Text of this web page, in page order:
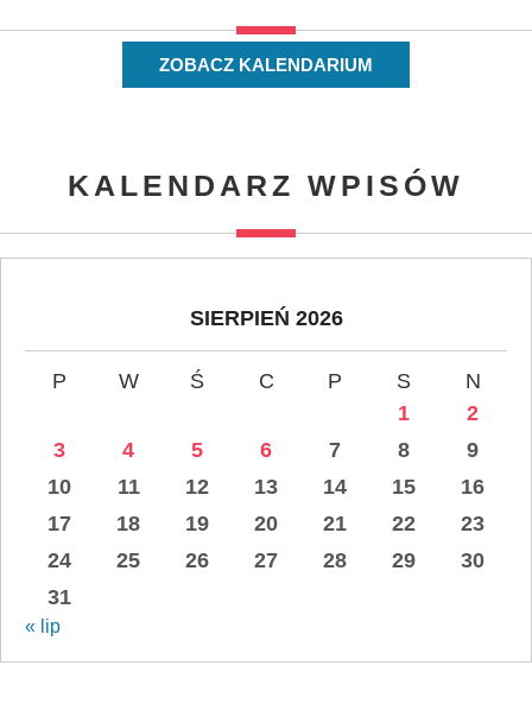
ZOBACZ KALENDARIUM
KALENDARZ WPISÓW
SIERPIEŃ 2026
P W Ś C P S
N
1
2
3
4 5 6 7 8
9
10
11 12 13 14 15
16
17
18 19 20 21 22
23
24
25 26 27 28 29
30
31
« lip